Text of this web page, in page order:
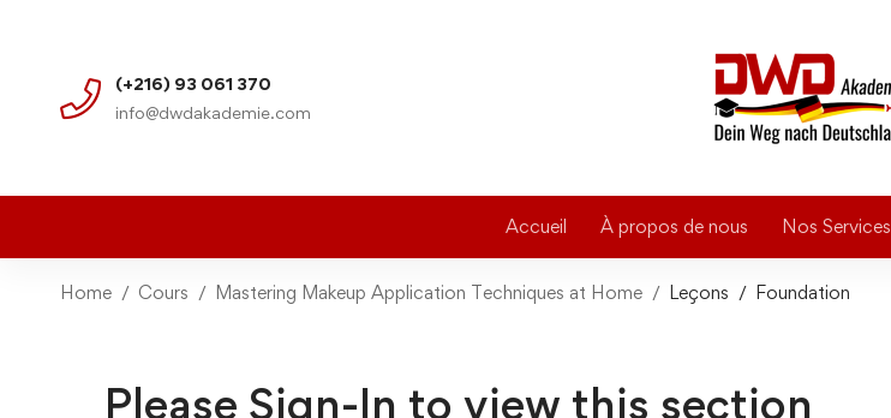
(+216) 93 061 370
info@dwdakademie.com
Accueil À propos de nous Nos Services
Home Cours Mastering Makeup Application Techniques at Home Leçons Foundation
Please Sign-In to view this section